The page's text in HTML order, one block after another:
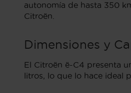
autonomía de hasta 350
Citroën.
Dimensiones y
El Citroën ë-C4 presenta
litros, lo que lo hace ideal